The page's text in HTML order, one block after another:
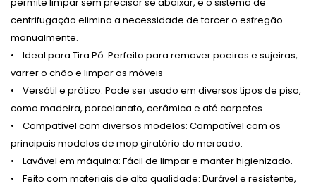
centrifugação elimina a necessidade de torcer o esfregão
manualmente.
• Ideal para Tira Pó: Perfeito para remover poeiras e sujeiras,
varrer o chão e limpar os móveis
• Versátil e prático: Pode ser usado em diversos tipos de piso,
como madeira, porcelanato, cerâmica e até carpetes.
• Compatível com diversos modelos: Compatível com os
principais modelos de mop giratório do mercado.
• Lavável em máquina: Fácil de limpar e manter higienizado.
• Feito com materiais de alta qualidade: Durável e resistente,